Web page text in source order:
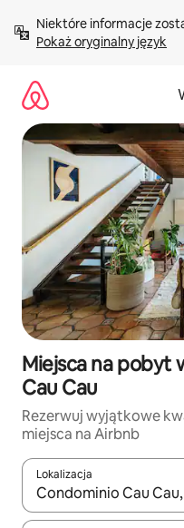
treści Pokaż oryginalny język
Miejsca na pobyt
Cau Cau
Rezerwuj wyjątkowe
miejsca na Airbnb
Lokalizacja
Gdy wyniki będą